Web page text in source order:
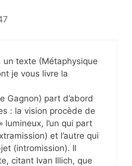
un texte (Métaphysique
je vous livre la
Gagnon) part d’abord
: la vision procède de
lumineux, l’un qui part
et l’autre qui
(intromission). Il
citant Ivan Illich, que